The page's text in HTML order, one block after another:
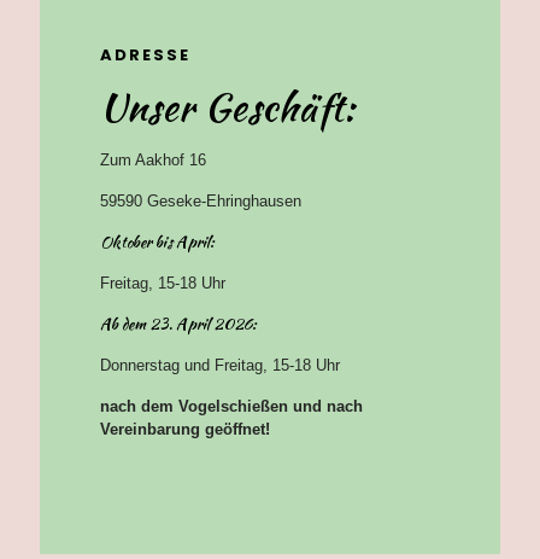
ADRESSE
Unser Geschäft:
Zum Aakhof 16
59590 Geseke-Ehringhausen
Oktober bis April:
Freitag, 15-18 Uhr
Ab dem 23. April 2026:
Donnerstag und Freitag, 15-18 Uhr
nach dem Vogelschießen und nach
Vereinbarung geöffnet!